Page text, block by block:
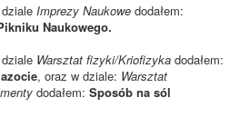
Imprezy Naukowe dodałem:
Naukowego.
Warsztat fizyki/Kriofizyka dodałem:
, oraz w dziale: Warsztat
dodałem: Sposób na sól